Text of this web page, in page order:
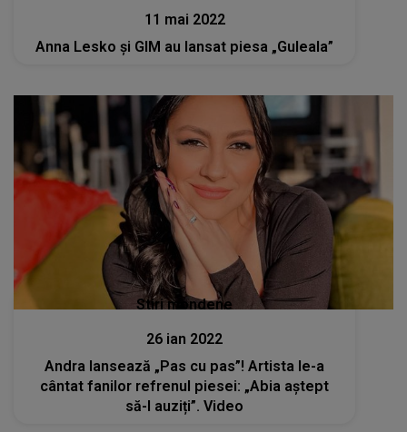
11 mai 2022
Anna Lesko și GIM au lansat piesa „Guleala”
Stiri mondene
26 ian 2022
Andra lansează „Pas cu pas”! Artista le-a
cântat fanilor refrenul piesei: „Abia aștept
să-l auziți”. Video